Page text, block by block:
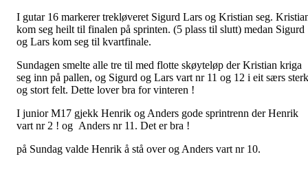
I gutar 16 markerer trekløveret Sigurd Lars og Kristian seg.
kom seg heilt til finalen på sprinten. (5 plass til slutt) medan Sigurd
og Lars kom seg til kvartfinale.
Sundagen smelte alle tre til med flotte skøyteløp der Kristian kriga
seg inn på pallen, og Sigurd og Lars vart nr 11 og 12 i eit særs
og stort felt. Dette lover bra for vinteren !
I junior M17 gjekk Henrik og Anders gode sprintrenn der Henrik
vart nr 2 ! og Anders nr 11. Det er bra !
på Sundag valde Henrik å stå over og Anders vart nr 10.